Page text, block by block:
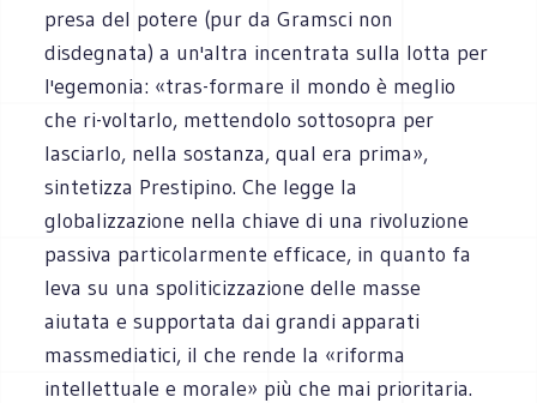
presa del potere (pur da Gramsci non
disdegnata) a un'altra incentrata sulla lotta per
l'egemonia: «tras-formare il mondo è meglio
che ri-voltarlo, mettendolo sottosopra per
lasciarlo, nella sostanza, qual era prima»,
sintetizza Prestipino. Che legge la
globalizzazione nella chiave di una rivoluzione
passiva particolarmente efficace, in quanto fa
leva su una spoliticizzazione delle masse
aiutata e supportata dai grandi apparati
massmediatici, il che rende la «riforma
intellettuale e morale» più che mai prioritaria.